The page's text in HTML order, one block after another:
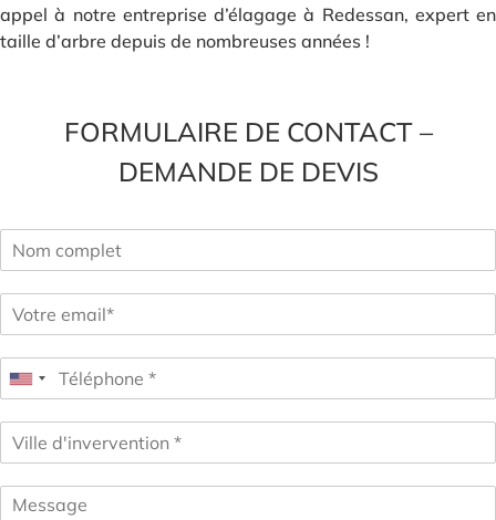
appel à notre entreprise d’élagage à Redessan, expert en
taille d’arbre depuis de nombreuses années !
FORMULAIRE DE CONTACT –
DEMANDE DE DEVIS